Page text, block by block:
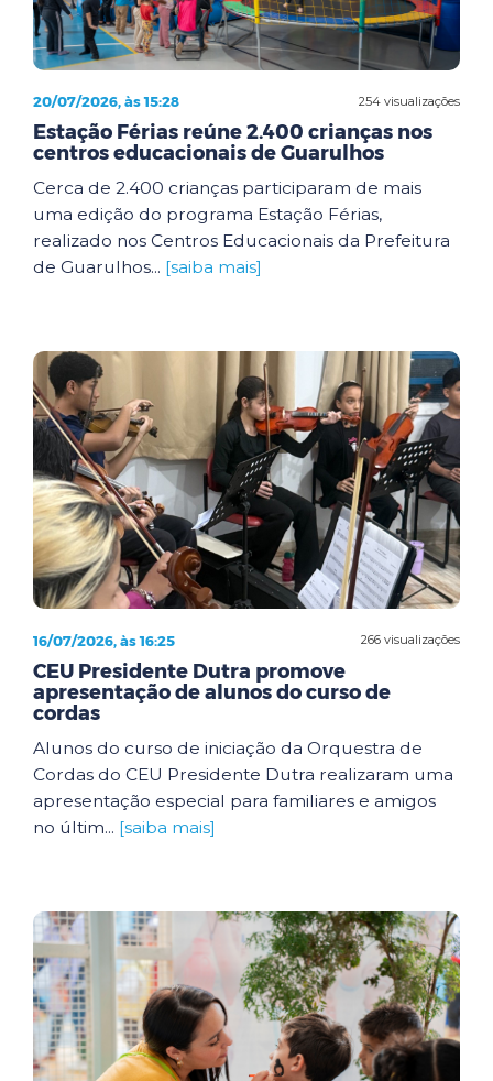
254 visualizações
20/07/2026, às 15:28
Estação Férias reúne 2.400 crianças nos
centros educacionais de Guarulhos
Cerca de 2.400 crianças participaram de mais
uma edição do programa Estação Férias,
realizado nos Centros Educacionais da Prefeitura
de Guarulhos... [saiba mais]
266 visualizações
16/07/2026, às 16:25
CEU Presidente Dutra promove
apresentação de alunos do curso de
cordas
Alunos do curso de iniciação da Orquestra de
Cordas do CEU Presidente Dutra realizaram uma
apresentação especial para familiares e amigos
no últim... [saiba mais]